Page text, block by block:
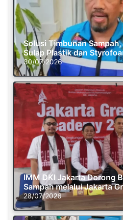
Solusi Timbunan
Sulap Plastik dan
30/07/2026
IMM DKI Jakarta Dorong
Sampah melalui Jakarta
28/07/2026